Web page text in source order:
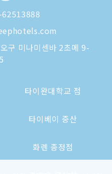
구 미나미센바 2초메 9-
타이완대학교 점
타이베이 중산
화롄 종정점